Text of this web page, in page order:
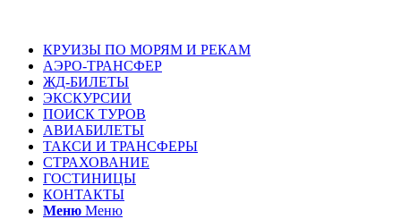
КРУИЗЫ ПО МОРЯМ И РЕКАМ
АЭРО-ТРАНСФЕР
ЖД-БИЛЕТЫ
ЭКСКУРСИИ
ПОИСК ТУРОВ
АВИАБИЛЕТЫ
ТАКСИ И ТРАНСФЕРЫ
СТРАХОВАНИЕ
ГОСТИНИЦЫ
КОНТАКТЫ
Меню Меню